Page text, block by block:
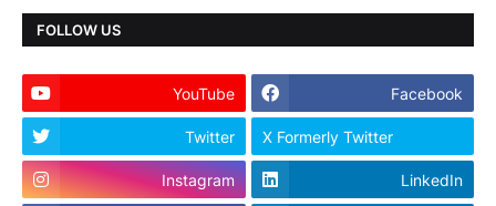
FOLLOW US
YouTube Facebook
Twitter X Formerly Twitter
Instagram LinkedIn